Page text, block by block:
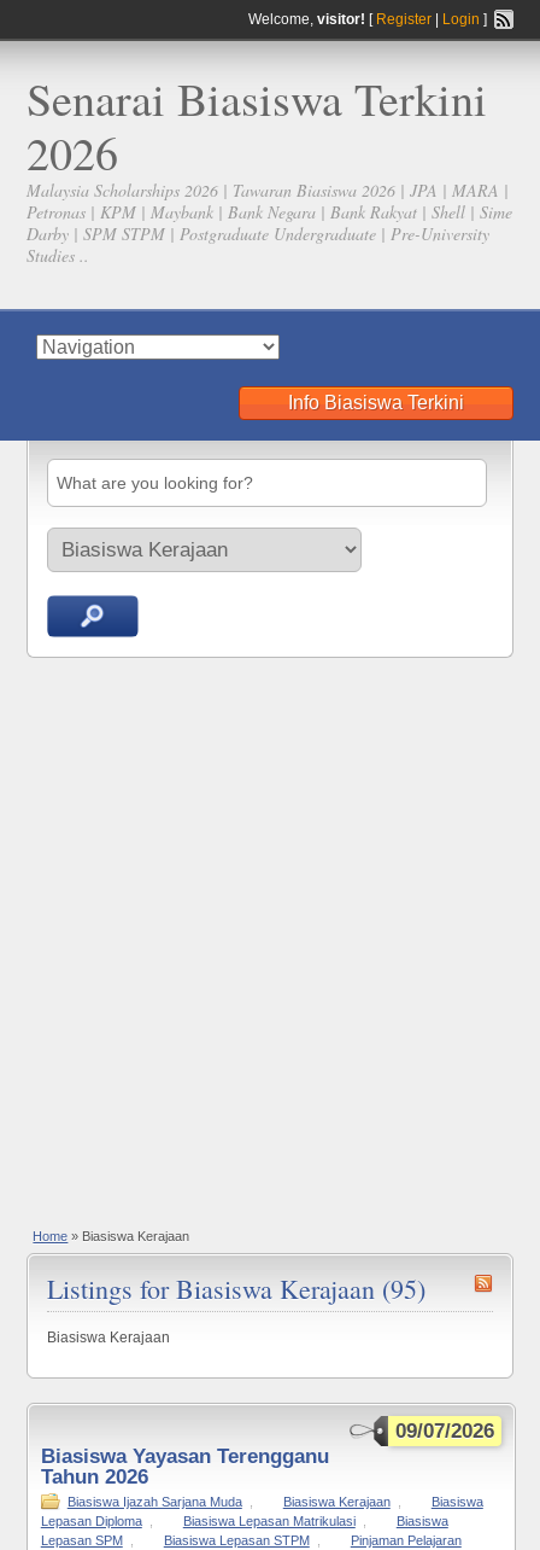
Welcome, visitor! [ Register| Login ]
Senarai Biasiswa Terkini
2026
Malaysia Scholarships 2026 | Tawaran Biasiswa 2026 | JPA | MARA |
Petronas | KPM | Maybank | Bank Negara | Bank Rakyat | Shell | Sime
Darby | SPM STPM | Postgraduate Undergraduate | Pre-University
Studies ..
Info Biasiswa Terkini
Home » Biasiswa Kerajaan
Listings for Biasiswa Kerajaan (95)
Biasiswa Kerajaan
09/07/2026
Biasiswa Yayasan Terengganu
Tahun 2026
Biasiswa Ijazah Sarjana Muda Biasiswa Kerajaan
Biasiswa
Lepasan Diploma
Biasiswa Lepasan Matrikulasi
Biasiswa
Lepasan SPM
Biasiswa Lepasan STPM
Pinjaman Pelajaran